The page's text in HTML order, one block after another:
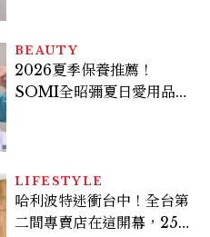
BEAUTY
2026夏季保養推薦！
SOMI全昭彌夏日愛用品公
LIFESTYLE
哈利波特迷衝台中！全台第
二間專賣店在這開幕，25週